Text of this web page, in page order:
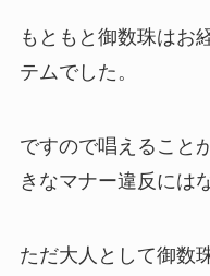
もともと御数珠はお
テムでした。
ですので唱えること
きなマナー違反には
ただ大人として御数